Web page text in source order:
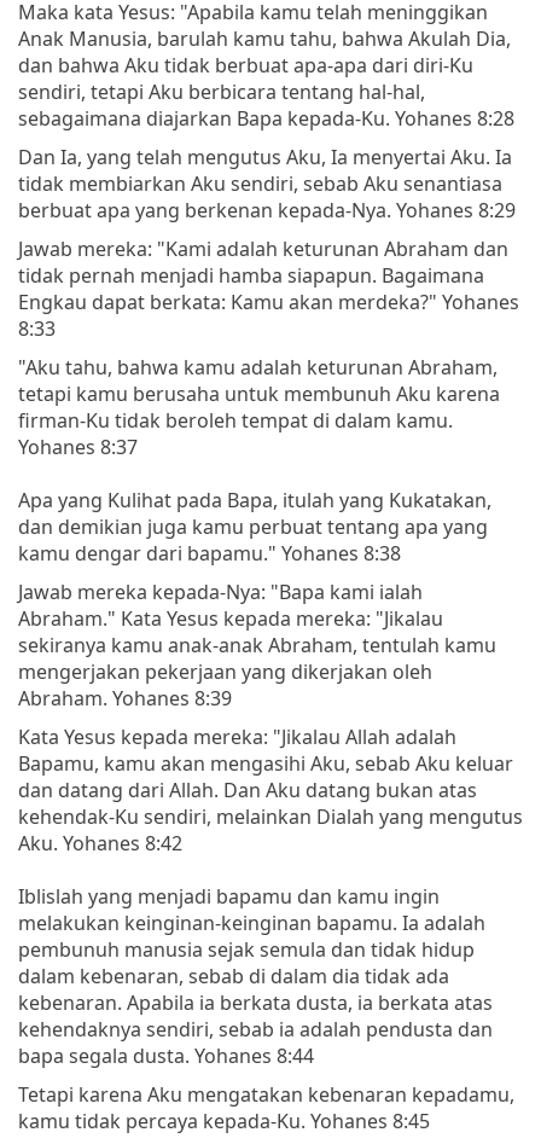
Maka kata Yesus: "Apabila kamu telah meninggikan
Anak Manusia, barulah kamu tahu, bahwa Akulah Dia,
dan bahwa Aku tidak berbuat apa-apa dari diri-Ku
sendiri, tetapi Aku berbicara tentang hal-hal,
sebagaimana diajarkan Bapa kepada-Ku. Yohanes 8:28
Dan Ia, yang telah mengutus Aku, Ia menyertai Aku. Ia
tidak membiarkan Aku sendiri, sebab Aku senantiasa
berbuat apa yang berkenan kepada-Nya. Yohanes 8:29
Jawab mereka: "Kami adalah keturunan Abraham dan
tidak pernah menjadi hamba siapapun. Bagaimana
Engkau dapat berkata: Kamu akan merdeka?" Yohanes
8:33
"Aku tahu, bahwa kamu adalah keturunan Abraham,
tetapi kamu berusaha untuk membunuh Aku karena
firman-Ku tidak beroleh tempat di dalam kamu.
Yohanes 8:37
Apa yang Kulihat pada Bapa, itulah yang Kukatakan,
dan demikian juga kamu perbuat tentang apa yang
kamu dengar dari bapamu." Yohanes 8:38
Jawab mereka kepada-Nya: "Bapa kami ialah
Abraham." Kata Yesus kepada mereka: "Jikalau
sekiranya kamu anak-anak Abraham, tentulah kamu
mengerjakan pekerjaan yang dikerjakan oleh
Abraham. Yohanes 8:39
Kata Yesus kepada mereka: "Jikalau Allah adalah
Bapamu, kamu akan mengasihi Aku, sebab Aku keluar
dan datang dari Allah. Dan Aku datang bukan atas
kehendak-Ku sendiri, melainkan Dialah yang mengutus
Aku. Yohanes 8:42
Iblislah yang menjadi bapamu dan kamu ingin
melakukan keinginan-keinginan bapamu. Ia adalah
pembunuh manusia sejak semula dan tidak hidup
dalam kebenaran, sebab di dalam dia tidak ada
kebenaran. Apabila ia berkata dusta, ia berkata atas
kehendaknya sendiri, sebab ia adalah pendusta dan
bapa segala dusta. Yohanes 8:44
Tetapi karena Aku mengatakan kebenaran kepadamu,
kamu tidak percaya kepada-Ku. Yohanes 8:45